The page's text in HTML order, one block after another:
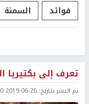
فوائد
السمنة
تعرف إلى بكتيريا
تم النشر بتاريخ: 2019-06-26 14:00